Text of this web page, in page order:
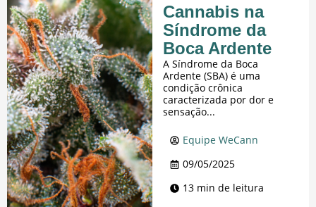
Cannabis na
Síndrome da
Boca Ardente
A Síndrome da Boca
Ardente (SBA) é uma
condição crônica
caracterizada por dor e
sensação...
Equipe WeCann
09/05/2025
13 min de leitura